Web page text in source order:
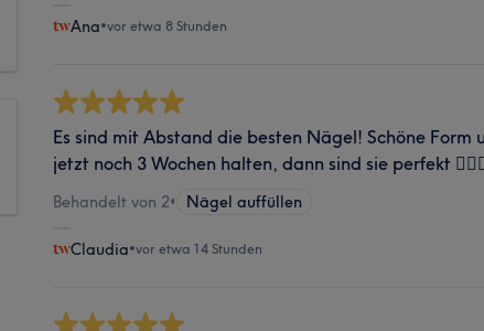
Ana•vor etwa 8 Stunden
Es sind mit Abstand die besten Nägel! Schöne Form
jetzt noch 3 Wochen halten, dann sind sie perfekt
Behandelt von 2• Nägel auffüllen
Claudia•vor etwa 14 Stunden